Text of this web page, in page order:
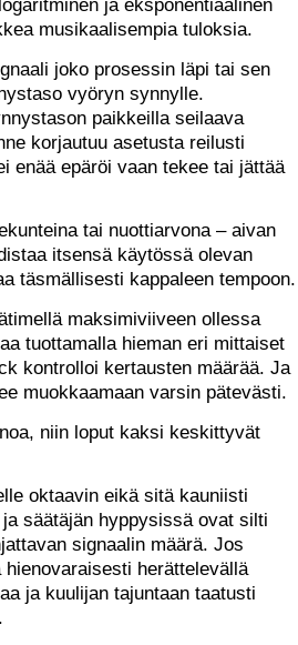
musikaalisempia tuloksia.
joko prosessin läpi tai sen
vyöryn synnylle.
paikkeilla seilaava
korjautuu asetusta reilusti
enää epäröi vaan tekee tai jättää
tai nuottiarvona – aivan
itsensä käytössä olevan
täsmällisesti kappaleen tempoon.
maksimiviiveen ollessa
tuottamalla hieman eri mittaiset
kontrolloi ker­taus­ten määrää. Ja
muokkaamaan varsin pätevästi.
niin loput kaksi keskittyvät
oktaavin eikä sitä kauniisti
säätäjän hyppysissä ovat silti
signaalin määrä. Jos
herättelevällä
ja kuulijan tajuntaan taatusti